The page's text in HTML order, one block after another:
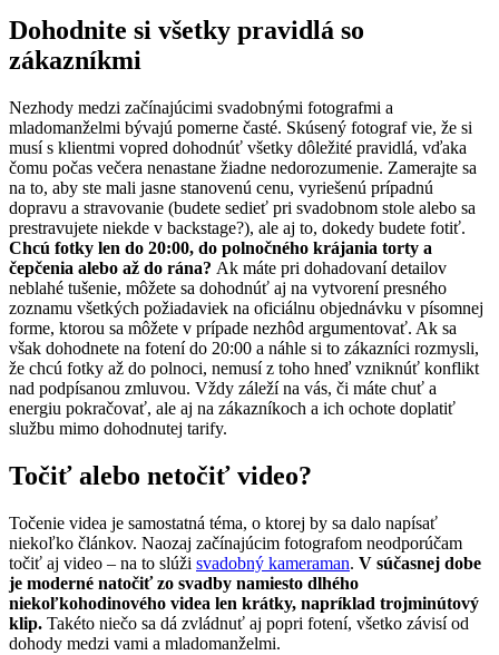
Dohodnite si všetky pravidlá so
zákazníkmi
Nezhody medzi začínajúcimi svadobnými fotografmi a
mladomanželmi bývajú pomerne časté. Skúsený fotograf vie, že si
musí s klientmi vopred dohodnúť všetky dôležité pravidlá, vďaka
čomu počas večera nenastane žiadne nedorozumenie. Zamerajte sa
na to, aby ste mali jasne stanovenú cenu, vyriešenú prípadnú
dopravu a stravovanie (budete sedieť pri svadobnom stole alebo sa
prestravujete niekde v backstage?), ale aj to, dokedy budete fotiť.
Chcú fotky len do 20:00, do polnočného krájania torty a
čepčenia alebo až do rána? Ak máte pri dohadovaní detailov
neblahé tušenie, môžete sa dohodnúť aj na vytvorení presného
zoznamu všetkých požiadaviek na oficiálnu objednávku v písomnej
forme, ktorou sa môžete v prípade nezhôd argumentovať. Ak sa
však dohodnete na fotení do 20:00 a náhle si to zákazníci rozmysli,
že chcú fotky až do polnoci, nemusí z toho hneď vzniknúť konflikt
nad podpísanou zmluvou. Vždy záleží na vás, či máte chuť a
energiu pokračovať, ale aj na zákazníkoch a ich ochote doplatiť
službu mimo dohodnutej tarify.
Točiť alebo netočiť video?
Točenie videa je samostatná téma, o ktorej by sa dalo napísať
niekoľko článkov. Naozaj začínajúcim fotografom neodporúčam
točiť aj video – na to slúži svadobný kameraman. V súčasnej dobe
je moderné natočiť zo svadby namiesto dlhého
niekoľkohodinového videa len krátky, napríklad trojminútový
klip. Takéto niečo sa dá zvládnuť aj popri fotení, všetko závisí od
dohody medzi vami a mladomanželmi.